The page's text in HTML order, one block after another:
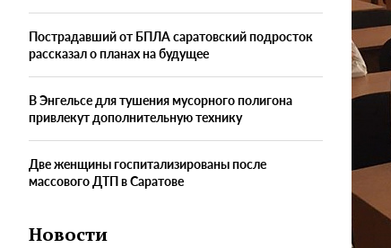
Пострадавший от БПЛА саратовский подросток
рассказал о планах на будущее
В Энгельсе для тушения мусорного полигона
привлекут дополнительную технику
Две женщины госпитализированы после
массового ДТП в Саратове
Новости